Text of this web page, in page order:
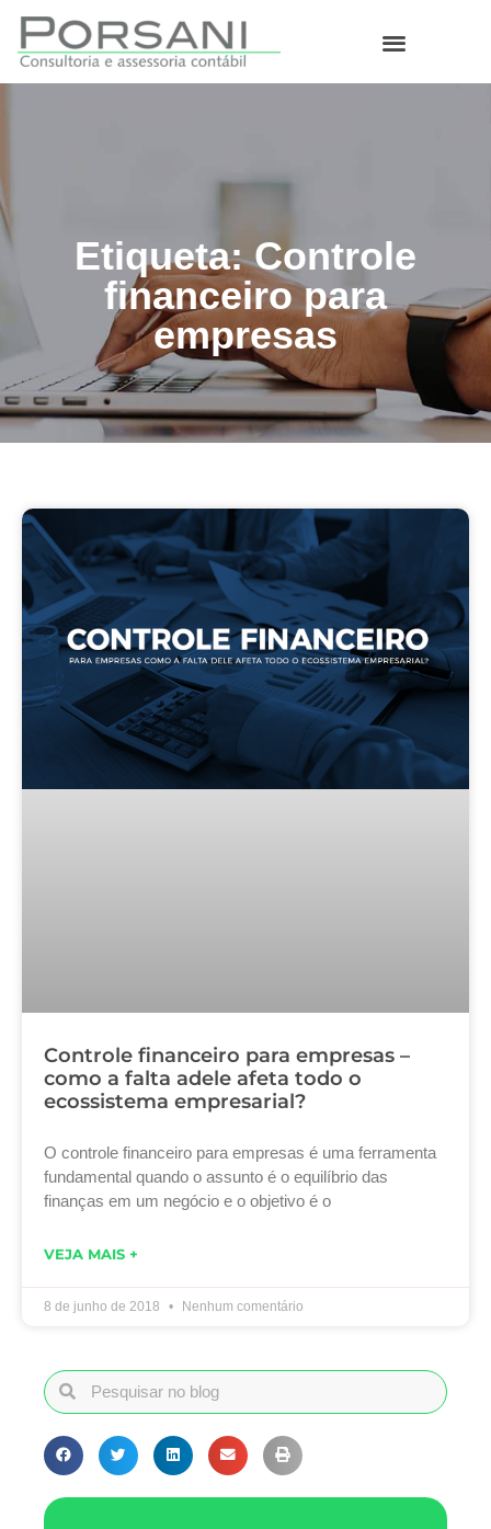
Etiqueta: Controle
financeiro para
empresas
Controle financeiro para empresas –
como a falta adele afeta todo o
ecossistema empresarial?
O controle financeiro para empresas é uma ferramenta
fundamental quando o assunto é o equilíbrio das
finanças em um negócio e o objetivo é o
VEJA MAIS +
8 de junho de 2018 Nenhum comentário